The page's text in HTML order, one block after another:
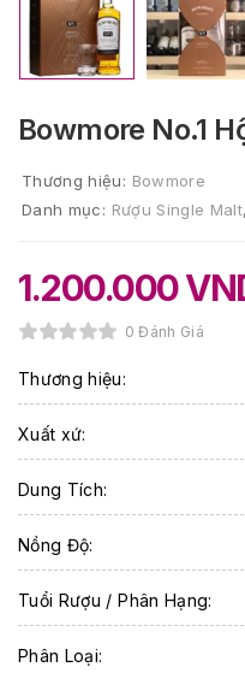
Bowmore No.1
Thương hiệu: Bowmore
Danh mục: Rượu Single Malt,
1.200.000
0 Đánh Giá
Thương hiệu:
Xuất xứ:
Dung Tích:
Nồng Độ:
Tuổi Rượu / Phân Hạng:
Phân Loại: